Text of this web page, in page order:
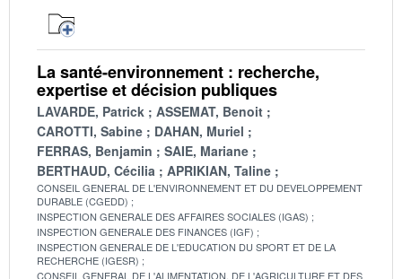
La santé-environnement : recherche,
expertise et décision publiques
LAVARDE, Patrick
ASSEMAT, Benoit
CAROTTI, Sabine
DAHAN, Muriel
FERRAS, Benjamin
SAIE, Mariane
BERTHAUD, Cécilia
APRIKIAN, Taline
CONSEIL GENERAL DE L'ENVIRONNEMENT ET DU DEVELOPPEMENT
DURABLE (CGEDD)
INSPECTION GENERALE DES AFFAIRES SOCIALES (IGAS)
INSPECTION GENERALE DES FINANCES (IGF)
INSPECTION GENERALE DE L'EDUCATION DU SPORT ET DE LA
RECHERCHE (IGESR)
CONSEIL GENERAL DE L'ALIMENTATION, DE L'AGRICULTURE ET DES